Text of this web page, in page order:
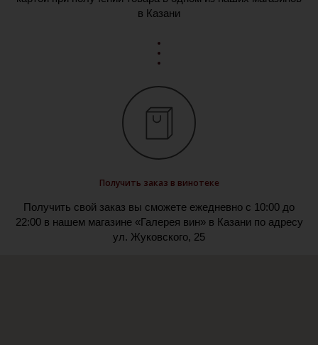
в Казани
Получить заказ в винотеке
Получить свой заказ вы сможете ежедневно с 10:00 до
22:00 в нашем магазине «Галерея вин» в Казани по адресу
ул. Жуковского, 25